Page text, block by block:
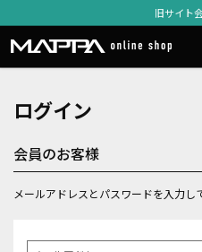
旧サイト
ログイン
会員のお客様
メールアドレスとパスワードを入力し